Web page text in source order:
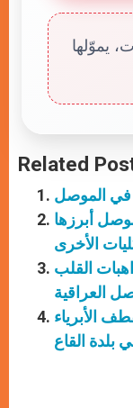
يموّلها
Related
في الموصل
أبرزها
الأخرى
القلب
العراقية
الأبرياء
بلدة القاع